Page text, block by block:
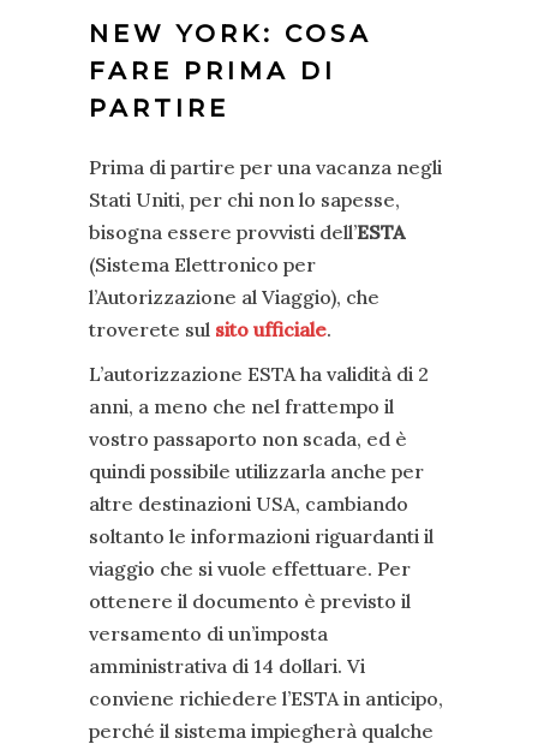
NEW YORK: COSA
FARE PRIMA DI
PARTIRE
Prima di partire per una vacanza negli
Stati Uniti, per chi non lo sapesse,
bisogna essere provvisti dell’ESTA
(Sistema Elettronico per
l’Autorizzazione al Viaggio), che
troverete sul sito ufficiale.
L’autorizzazione ESTA ha validità di 2
anni, a meno che nel frattempo il
vostro passaporto non scada, ed è
quindi possibile utilizzarla anche per
altre destinazioni USA, cambiando
soltanto le informazioni riguardanti il
viaggio che si vuole effettuare. Per
ottenere il documento è previsto il
versamento di un’imposta
amministrativa di 14 dollari. Vi
conviene richiedere l’ESTA in anticipo,
perché il sistema impiegherà qualche